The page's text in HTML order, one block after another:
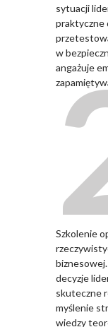
sytuacji
praktyczne
w
angażuje
Szkolenie
decyzje
skuteczne
myślenie
wiedzy